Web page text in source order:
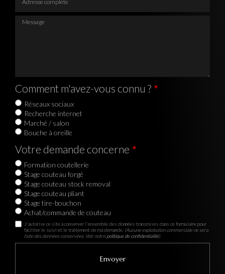
Message
Comment m'avez-vous connu ?
Réseaux sociaux
Recherche internet
Marché / salon
Bouche à oreille
Votre demande concerne
Formation coutellerie
Stage couteau forgé
Stage couteau stock removal
Stage couteau pliant
Stage tire-bouchon
Achat/commande de couteau
J'autorise ce site à conserver l'ensemble des données transmises dans ce formulaire pour
faciliter le suivi et le traitement de ma demande. (Aucune exploitation commerciale ne sera
faite des données conservées. Voir notrepolitique de confidentialité)